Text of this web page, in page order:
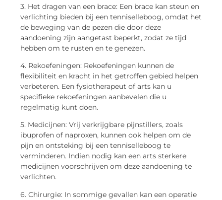
3. Het dragen van een brace: Een brace kan steun en
verlichting bieden bij een tenniselleboog, omdat het
de beweging van de pezen die door deze
aandoening zijn aangetast beperkt, zodat ze tijd
hebben om te rusten en te genezen.
4. Rekoefeningen: Rekoefeningen kunnen de
flexibiliteit en kracht in het getroffen gebied helpen
verbeteren. Een fysiotherapeut of arts kan u
specifieke rekoefeningen aanbevelen die u
regelmatig kunt doen.
5. Medicijnen: Vrij verkrijgbare pijnstillers, zoals
ibuprofen of naproxen, kunnen ook helpen om de
pijn en ontsteking bij een tenniselleboog te
verminderen. Indien nodig kan een arts sterkere
medicijnen voorschrijven om deze aandoening te
verlichten.
6. Chirurgie: In sommige gevallen kan een operatie